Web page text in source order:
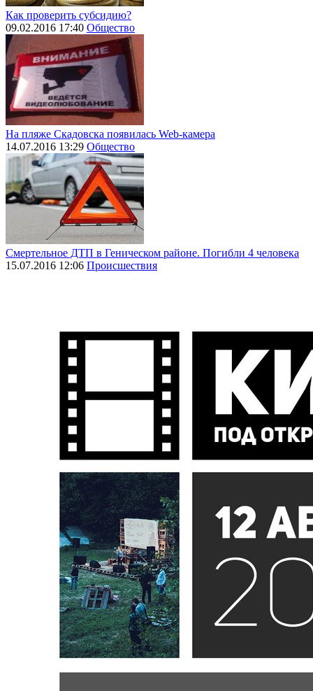
Как проверить субсидию?
09.02.2016 17:40 Общество
На пляже Скадовска появилась Web-камера
14.07.2016 13:29 Общество
Смертельное ДТП в Геническом районе. Погибли 4 человека
15.07.2016 12:06 Происшествия